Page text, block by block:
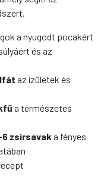
a nyugodt pocakért
és az
az ízületek és
a természetes
6 zsírsavak a fényes